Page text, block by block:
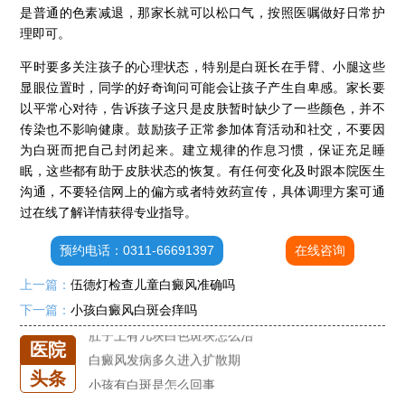
是普通的色素减退，那家长就可以松口气，按照医嘱做好日常护
理即可。
平时要多关注孩子的心理状态，特别是白斑长在手臂、小腿这些
显眼位置时，同学的好奇询问可能会让孩子产生自卑感。家长要
以平常心对待，告诉孩子这只是皮肤暂时缺少了一些颜色，并不
传染也不影响健康。鼓励孩子正常参加体育活动和社交，不要因
为白斑而把自己封闭起来。建立规律的作息习惯，保证充足睡
眠，这些都有助于皮肤状态的恢复。有任何变化及时跟本院医生
沟通，不要轻信网上的偏方或者特效药宣传，具体调理方案可通
过在线了解详情获得专业指导。
预约电话：0311-66691397 在线咨询
上一篇：伍德灯检查儿童白癜风准确吗
下一篇：小孩白癜风白斑会痒吗
医院
头条
石家庄专治白斑医院
治疗白癜风便宜的医院
各种白斑的图片
肚子上有几块白色斑块怎么治
白癜风发病多久进入扩散期
小孩有白斑是怎么回事